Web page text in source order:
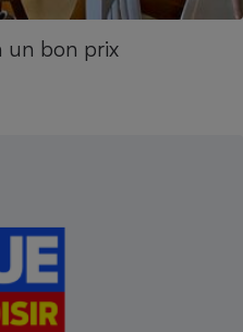
un bon prix